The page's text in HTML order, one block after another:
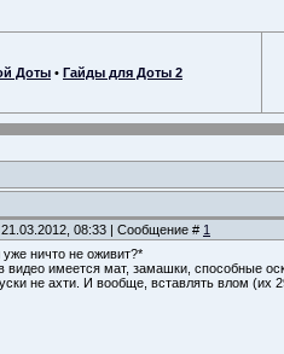
Доты • Гайды для Доты 2
08:33 | Сообщение # 1
уже ничто не оживит?*
видео имеется мат, замашки, способные
не ахти. И вообще, вставлять влом (их